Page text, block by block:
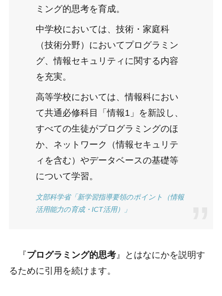
ミング的思考を育成。
中学校においては、技術・家庭科
（技術分野）においてプログラミン
グ、情報セキュリティに関する内容
を充実。
高等学校においては、情報科におい
て共通必修科目「情報1」を新設し、
すべての生徒がプログラミングのほ
か、ネットワーク（情報セキュリテ
ィを含む）やデータベースの基礎等
について学習。
文部科学省「新学習指導要領のポイント（情報
活用能力の育成・ICT活用）」
『プログラミング的思考』とはなにかを説明す
るために引用を続けます。